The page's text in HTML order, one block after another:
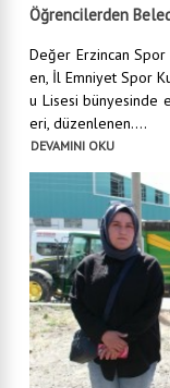
Öğrencilerden
Değer Erzincan Spor
en, İl Emniyet Spor
u Lisesi bünyesinde
eri, düzenlenen....
DEVAMINI OKU